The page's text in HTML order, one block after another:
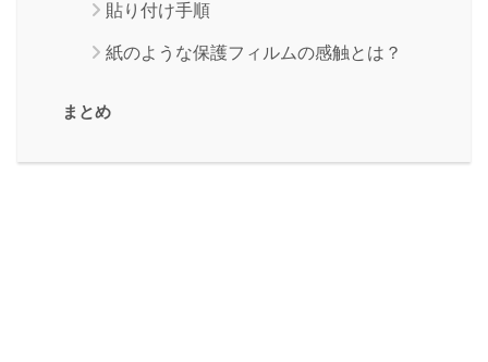
貼り付け手順
紙のような保護フィルムの感触とは？
まとめ